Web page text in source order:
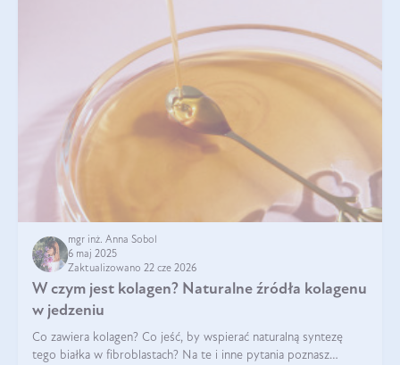
mgr inż. Anna Sobol
6 maj 2025
Zaktualizowano 22 cze 2026
W czym jest kolagen? Naturalne źródła kolagenu
w jedzeniu
Co zawiera kolagen? Co jeść, by wspierać naturalną syntezę
tego białka w fibroblastach? Na te i inne pytania poznasz